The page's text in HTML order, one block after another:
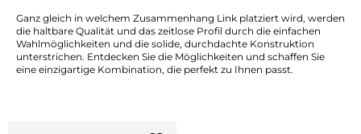
Ganz gleich in welchem Zusammenhang Link platziert wird, werden
die haltbare Qualität und das zeitlose Profil durch die einfachen
Wahlmöglichkeiten und die solide, durchdachte Konstruktion
unterstrichen. Entdecken Sie die Möglichkeiten und schaffen Sie
eine einzigartige Kombination, die perfekt zu Ihnen passt.